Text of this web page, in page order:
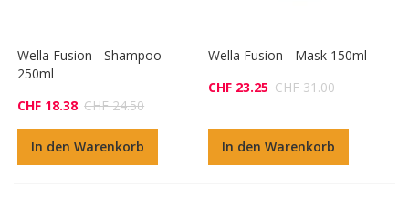
Wella Fusion - Shampoo
250ml
CHF 18.38 CHF 24.50
In den Warenkorb
Wella Fusion - Mask 150ml
CHF 23.25 CHF 31.00
In den Warenkorb